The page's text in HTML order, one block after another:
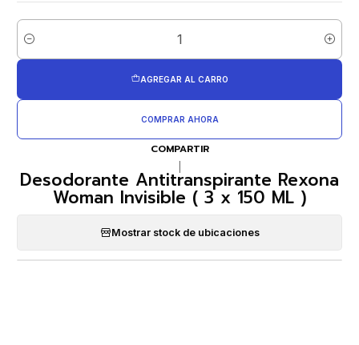
Cantidad
AGREGAR AL CARRO
COMPRAR AHORA
COMPARTIR
Desodorante Antitranspirante Rexona
Woman Invisible ( 3 x 150 ML )
Mostrar stock de ubicaciones